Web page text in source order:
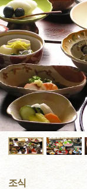
조식